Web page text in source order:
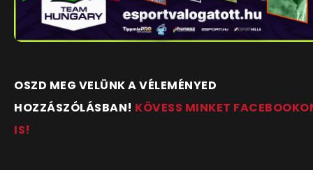
OSZD MEG VELÜNK A VÉLEMÉNYED
HOZZÁSZÓLÁSBAN! KÖVESS MINKET
IS!